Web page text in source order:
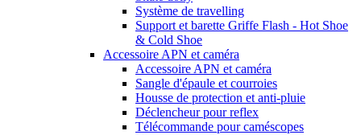
Système de travelling
Support et barette Griffe Flash - Hot Shoe
& Cold Shoe
Accessoire APN et caméra
Accessoire APN et caméra
Sangle d'épaule et courroies
Housse de protection et anti-pluie
Déclencheur pour reflex
Télécommande pour caméscopes